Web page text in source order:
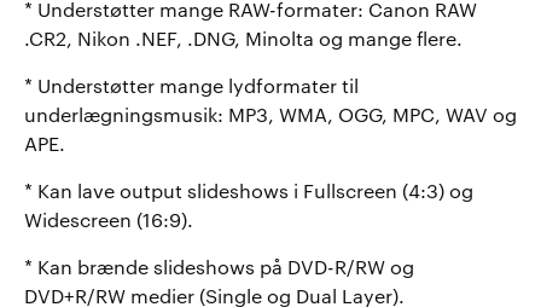
* Understøtter mange RAW-formater: Canon RAW
.CR2, Nikon .NEF, .DNG, Minolta og mange flere.
* Understøtter mange lydformater til
underlægningsmusik: MP3, WMA, OGG, MPC, WAV og
APE.
* Kan lave output slideshows i Fullscreen (4:3) og
Widescreen (16:9).
* Kan brænde slideshows på DVD-R/RW og
DVD+R/RW medier (Single og Dual Layer).